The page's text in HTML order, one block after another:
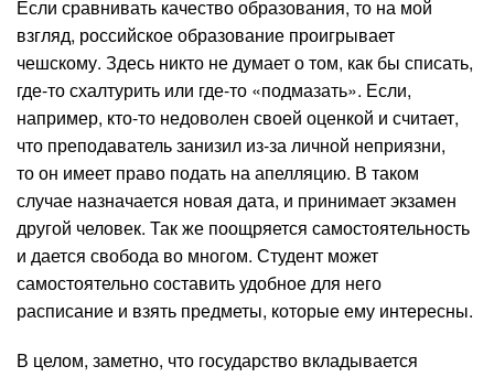
Если сравнивать качество образования, то на мой
взгляд, российское образование проигрывает
чешскому. Здесь никто не думает о том, как бы списать,
где-то схалтурить или где-то «подмазать». Если,
например, кто-то недоволен своей оценкой и считает,
что преподаватель занизил из-за личной неприязни,
то он имеет право подать на апелляцию. В таком
случае назначается новая дата, и принимает экзамен
другой человек. Так же поощряется самостоятельность
и дается свобода во многом. Студент может
самостоятельно составить удобное для него
расписание и взять предметы, которые ему интересны.
В целом, заметно, что государство вкладывается